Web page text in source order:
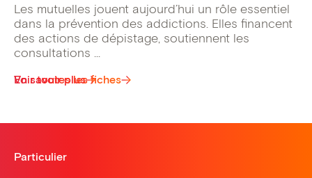
Voir toutes les fiches
Les mutuelles jouent aujourd’hui un rôle essentiel
dans la prévention des addictions. Elles financent
des actions de dépistage, soutiennent les
consultations ...
En savoir plus
Particulier